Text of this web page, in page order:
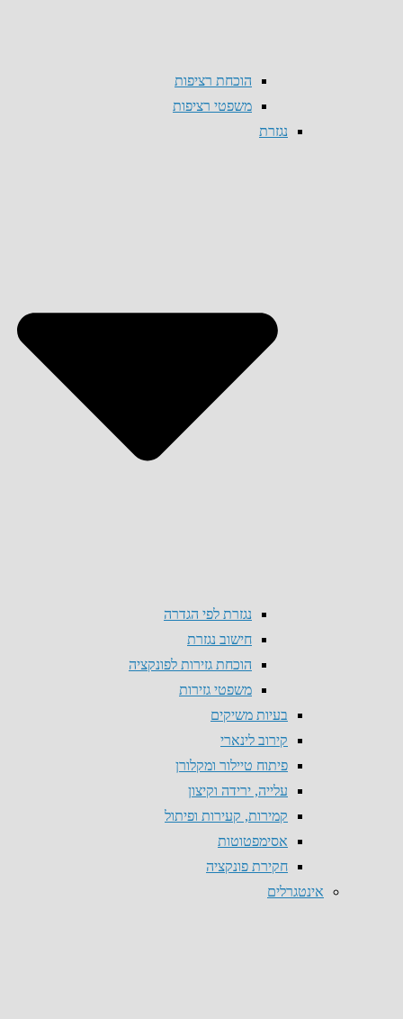
הוכחת רציפות
משפטי רציפות
נגזרת
נגזרת לפי הגדרה
חישוב נגזרת
הוכחת גזירות לפונקציה
משפטי גזירות
בעיות משיקים
קירוב לינארי
פיתוח טיילור ומקלורן
עלייה, ירידה וקיצון
קמירות, קעירות ופיתול
אסימפטוטות
חקירת פונקציה
אינטגרלים